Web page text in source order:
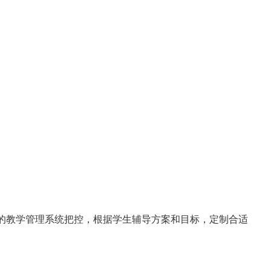
学管理系统把控，根据学生辅导方案和目标，定制合适